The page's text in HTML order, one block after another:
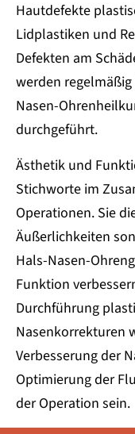
Hautdefekte
Lidplastiken und
Defekten am
werden
Nasen-
durchgeführt.
Ästhetik und
Stichworte im
Operationen. Sie
Äußerlichkeiten
Hals-Nasen-
Funktion
Durchführung
Nasenkorrekturen
Verbesserung der
Optimierung der
der Operation sein.